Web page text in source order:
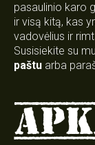
pasaulinio karo
ir visą kitą, kas
vadovėlius ir
Susisiekite su
paštu arba